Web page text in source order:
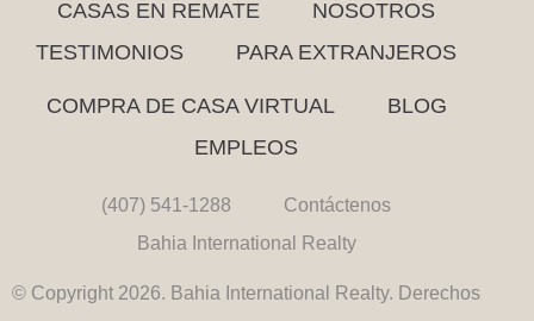
CASAS EN REMATE
NOSOTROS
TESTIMONIOS
PARA EXTRANJEROS
COMPRA DE CASA VIRTUAL
BLOG
EMPLEOS
(407) 541-1288
Contáctenos
Bahia International Realty
© Copyright 2026. Bahia International Realty. Derechos